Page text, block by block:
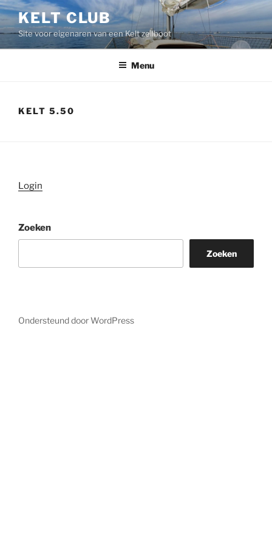
Ga
de
inhoud
KELT CLUB
Site voor eigenaren van een Kelt zeilboot
Menu
KELT 5.50
Login
Zoeken
Zoeken
Ondersteund door WordPress